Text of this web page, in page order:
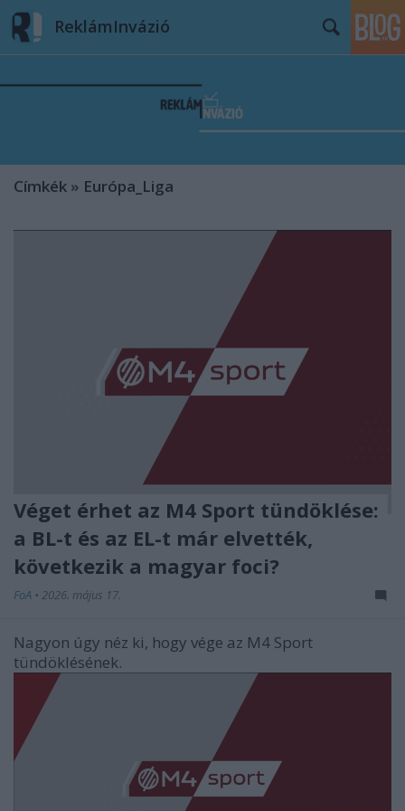
ReklámInvázió
Címkék » Európa_Liga
Véget érhet az M4 Sport tündöklése:
a BL-t és az EL-t már elvették,
következik a magyar foci?
FoA • 2026. május 17.
Nagyon úgy néz ki, hogy vége az M4 Sport
tündöklésének.